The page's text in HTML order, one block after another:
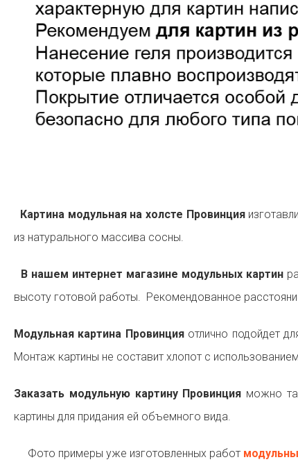
Картина модульная на холсте Провинция
из натурального массива сосны.
В нашем интернет магазине модульных картин
высоту готовой работы. Рекомендованное
Модульная картина Провинцияотлично подойдет
Монтаж картины не составит хлопот с
Заказать модульную картину Провинция можно
картины для придания ей объемного вида.
Фото примеры уже изготовленных работ